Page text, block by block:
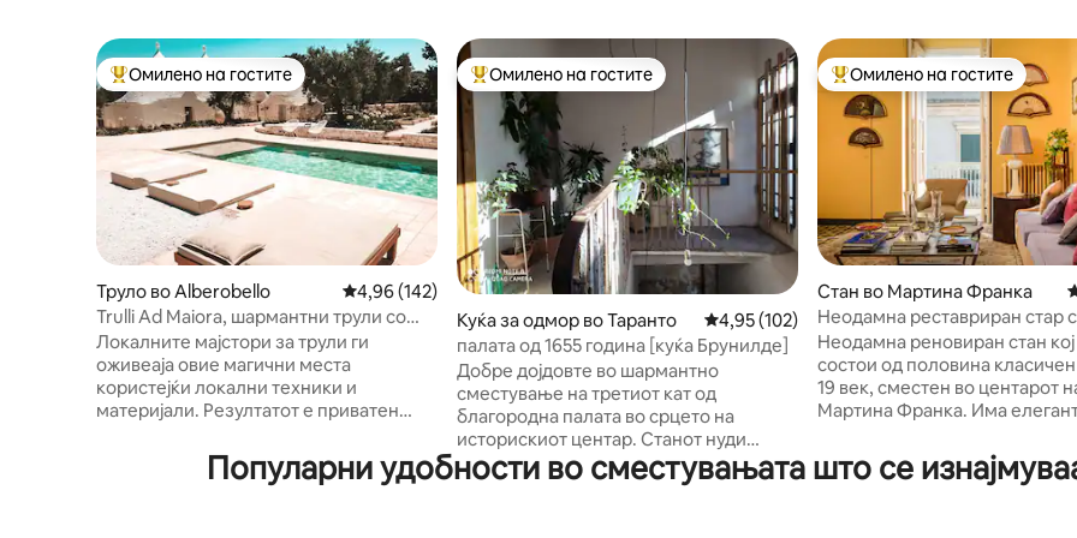
Меѓу најуспешните „Омилени на гостите“
Омилено на гостите
Труло во Alberobello Просечна оцена: 4,96 од 5, 142 рецензии
4,96 (142)
Trulli Ad Maiora, шармантни трули со
приватен СПА
Локалните мајстори за трули ги
оживеаја овие магични места
користејќи локални техники и
материјали. Резултатот е приватен
вистинско искуство. Од локалните
овошја и зеленчуци од нашата
Меѓу најуспешните „Омилени на гостите“
Омилено на гостите
Куќа за одмор во Таранто Просечна оцена: 4,95 од 5, 102 рецензии
4,95 (102)
палата од 1655 година [куќа Брунилде]
Добре дојдовте во шармантно
сместување на третиот кат од
благородна палата во срцето на
историскиот центар. Станот нуди
прекрасна тераса со поглед на
покривите, украсена со медитерански
Меѓу најуспешните „Омилени
Омилено на гостите
Стан во Мартина Франка
Неодамна реставриран стар
Неодамна реновиран стан кој
состои од половина
19 век, сместен во центарот
Мартина Франка. Има
ги вклучува сите можни
удобности. Тоа е најубавиот
Популарни удобности во сместувањата што се